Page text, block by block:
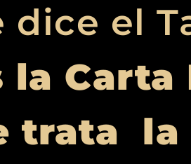
dice el
la Carta
trata la